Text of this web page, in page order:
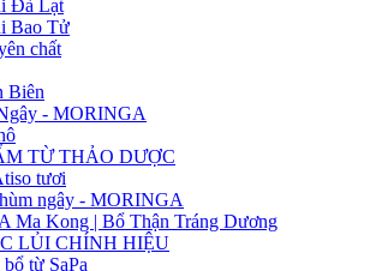
Đà Lạt
Bao Tử
chất
Biên
- MORINGA
TỪ THẢO DƯỢC
tươi
ngây - MORINGA
Ma Kong | Bổ Thận Tráng Dương
LỦI CHÍNH HIỆU
từ SaPa